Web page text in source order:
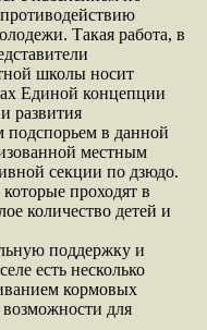
Такая работа, в
школы носит
Единой концепции
развития
в данной
местным
секции по дзюдо.
проходят в
количество детей и
поддержку и
есть несколько
кормовых
возможности для